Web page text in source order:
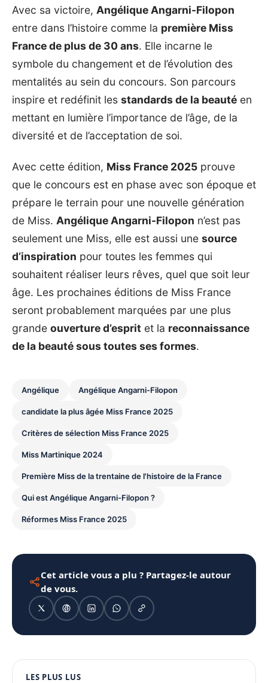
Avec sa victoire, Angélique Angarni-Filopon
entre dans l’histoire comme la première Miss
France de plus de 30 ans. Elle incarne le
symbole du changement et de l’évolution des
mentalités au sein du concours. Son parcours
inspire et redéfinit les standards de la beauté en
mettant en lumière l’importance de l’âge, de la
diversité et de l’acceptation de soi.
Avec cette édition, Miss France 2025 prouve
que le concours est en phase avec son époque et
prépare le terrain pour une nouvelle génération
de Miss. Angélique Angarni-Filopon n’est pas
seulement une Miss, elle est aussi une source
d’inspiration pour toutes les femmes qui
souhaitent réaliser leurs rêves, quel que soit leur
âge. Les prochaines éditions de Miss France
seront probablement marquées par une plus
grande ouverture d’esprit et la reconnaissance
de la beauté sous toutes ses formes.
Angélique Angélique Angarni-Filopon
candidate la plus âgée Miss France 2025
Critères de sélection Miss France 2025
Miss Martinique 2024
Première Miss de la trentaine de l'histoire de la France
Qui est Angélique Angarni-Filopon ?
Réformes Miss France 2025
Cet article vous a plu ? Partagez-le autour
de vous.
PUBLICITÉ
LES PLUS LUS